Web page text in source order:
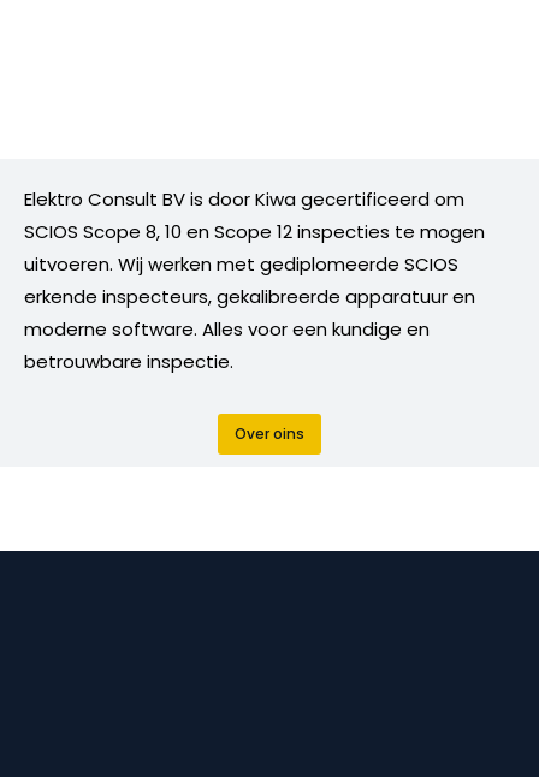
Elektro Consult BV is door Kiwa gecertificeerd om
SCIOS Scope 8, 10 en Scope 12 inspecties te mogen
uitvoeren. Wij werken met gediplomeerde SCIOS
erkende inspecteurs, gekalibreerde apparatuur en
moderne software. Alles voor een kundige en
betrouwbare inspectie.
Over oins